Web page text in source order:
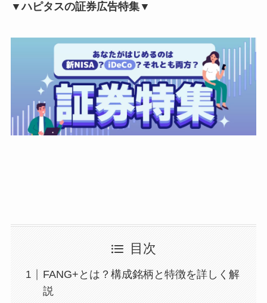
▼ハピタスの証券広告特集▼
目次
FANG+とは？構成銘柄と特徴を詳しく解
説